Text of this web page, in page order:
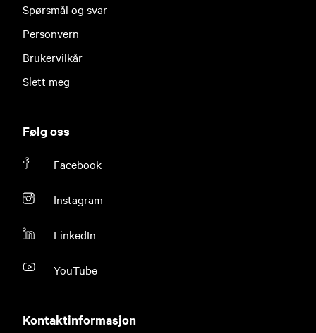
Spørsmål og svar
Personvern
Brukervilkår
Slett meg
Følg oss
Facebook
Instagram
LinkedIn
YouTube
Kontaktinformasjon